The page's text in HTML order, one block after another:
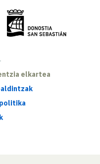
elkartea